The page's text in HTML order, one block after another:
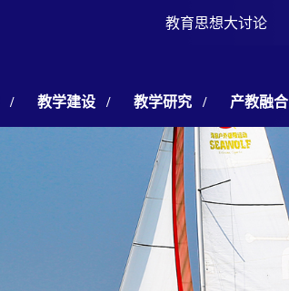
教育思想大讨论
/ 教学建设 / 教学研究 / 产教融合